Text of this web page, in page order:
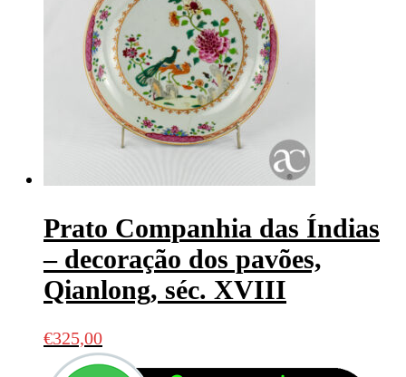
Prato Companhia das Índias
– decoração dos pavões,
Qianlong, séc. XVIII
€325,00